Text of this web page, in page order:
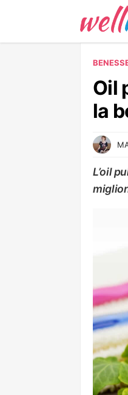
Oil
la
L’oil